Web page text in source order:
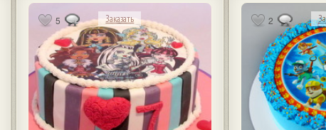
5 Заказать 2